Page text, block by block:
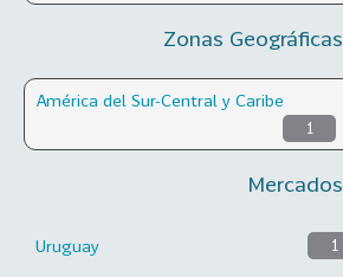
Zonas Geográficas
América del Sur-Central y Caribe
1
Mercados
Uruguay 1